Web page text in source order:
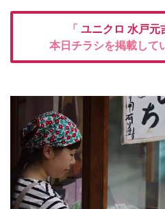
「 ユニクロ 水戸元
本日チラシを掲載して